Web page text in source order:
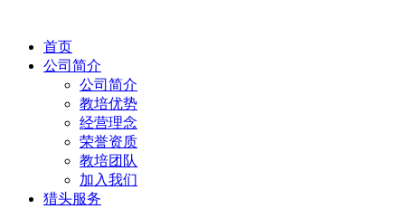
首页
公司简介
公司简介
教培优势
经营理念
荣誉资质
教培团队
加入我们
猎头服务